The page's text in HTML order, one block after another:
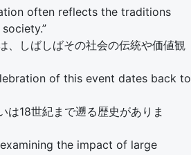
often reflects the traditions
、しばしばその社会の伝統や価値観
of this event dates back to
は18世紀まで遡る歴史がありま
examining the impact of large